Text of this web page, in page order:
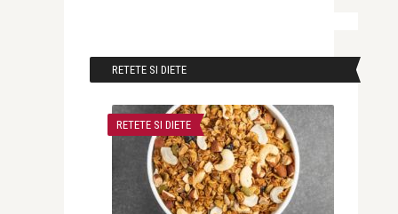
RETETE SI DIETE
RETETE SI DIETE